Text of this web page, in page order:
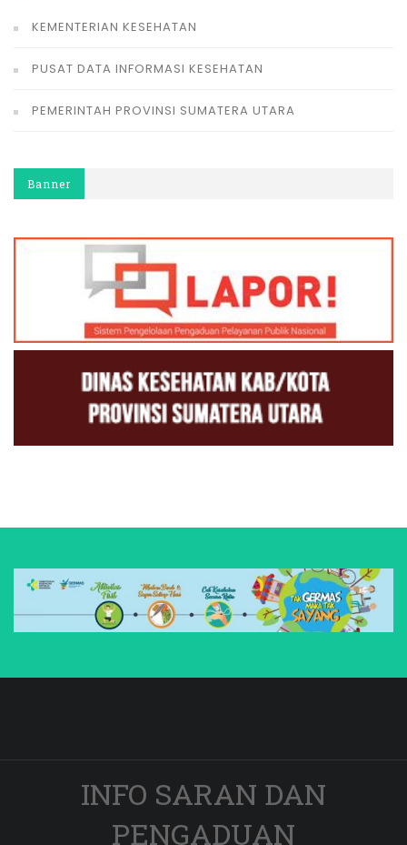
KEMENTERIAN KESEHATAN
PUSAT DATA INFORMASI KESEHATAN
PEMERINTAH PROVINSI SUMATERA UTARA
Banner
INFO SARAN DAN
PENGADUAN